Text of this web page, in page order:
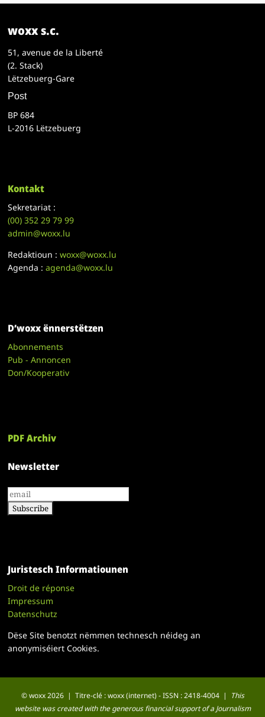
woxx s.c.
51, avenue de la Liberté
(2. Stack)
Lëtzebuerg-Gare
Post
BP 684
L-2016 Lëtzebuerg
Kontakt
Sekretariat :
(00)352 29 79 99
admin@woxx.lu
Redaktioun :woxx@woxx.lu
Agenda :agenda@woxx.lu
D’woxx ënnerstëtzen
Abonnements
Pub - Annoncen
Don/Kooperativ
PDF Archiv
Newsletter
Juristesch Informatiounen
Droit de réponse
Impressum
Datenschutz
Dëse Site benotzt nëmmen technesch néideg an
anonymiséiert Cookies.
© woxx 2026 | Titre-clé : woxx (internet) - ISSN : 2418-4004 |
This
website was created with the generous financial support of a Journalism